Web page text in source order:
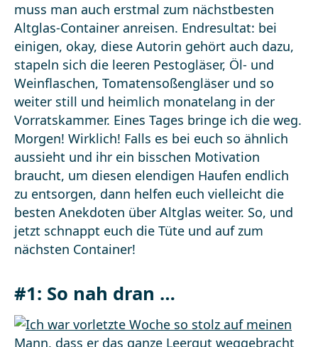
muss man auch erstmal zum nächstbesten
Altglas-Container anreisen. Endresultat: bei
einigen, okay, diese Autorin gehört auch dazu,
stapeln sich die leeren Pestogläser, Öl- und
Weinflaschen, Tomatensoßengläser und so
weiter still und heimlich monatelang in der
Vorratskammer. Eines Tages bringe ich die weg.
Morgen! Wirklich! Falls es bei euch so ähnlich
aussieht und ihr ein bisschen Motivation
braucht, um diesen elendigen Haufen endlich
zu entsorgen, dann helfen euch vielleicht die
besten Anekdoten über Altglas weiter. So, und
jetzt schnappt euch die Tüte und auf zum
nächsten Container!
#1: So nah dran …